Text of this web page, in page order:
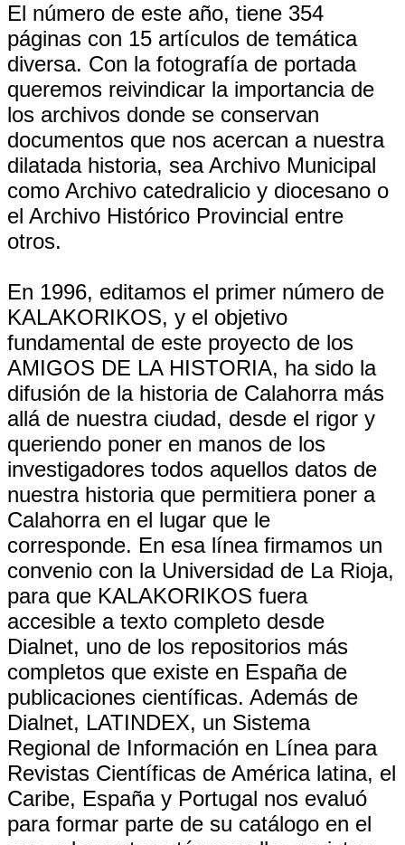
El número de este año, tiene 354
páginas con 15 artículos de temática
diversa. Con la fotografía de portada
queremos reivindicar la importancia de
los archivos donde se conservan
documentos que nos acercan a nuestra
dilatada historia, sea Archivo Municipal
como Archivo catedralicio y diocesano o
el Archivo Histórico Provincial entre
otros.
En 1996, editamos el primer número de
KALAKORIKOS, y el objetivo
fundamental de este proyecto de los
AMIGOS DE LA HISTORIA, ha sido la
difusión de la historia de Calahorra más
allá de nuestra ciudad, desde el rigor y
queriendo poner en manos de los
investigadores todos aquellos datos de
nuestra historia que permitiera poner a
Calahorra en el lugar que le
corresponde. En esa línea firmamos un
convenio con la Universidad de La Rioja,
para que KALAKORIKOS fuera
accesible a texto completo desde
Dialnet, uno de los repositorios más
completos que existe en España de
publicaciones científicas. Además de
Dialnet, LATINDEX, un Sistema
Regional de Información en Línea para
Revistas Científicas de América latina, el
Caribe, España y Portugal nos evaluó
para formar parte de su catálogo en el